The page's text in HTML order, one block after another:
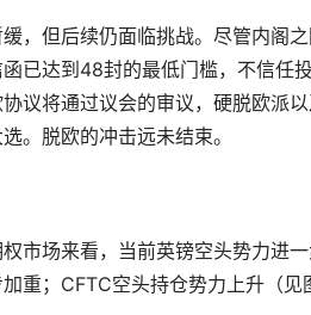
，但后续仍面临挑战。尽管内阁
已达到48封的最低门槛，不信任
议将通过议会的审议，硬脱欧派
。脱欧的冲击远未结束。
市场来看，当前英镑空头势力进
重；CFTC空头持仓势力上升（见